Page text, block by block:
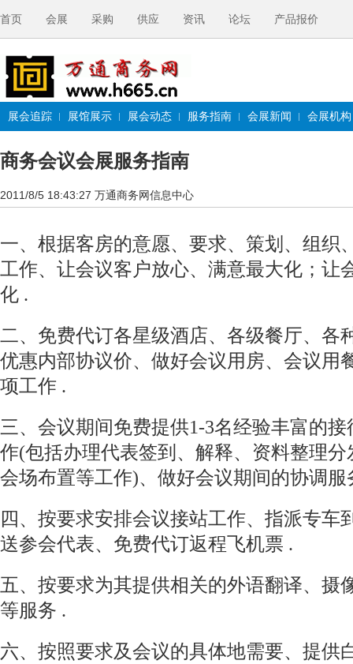
首页 会展 采购 供应 资讯 论坛 产品报价
展会追踪 展馆展示 展会动态 服务指南 会展新闻 会展机构
商务会议会展服务指南
2011/8/5 18:43:27 万通商务网信息中心
一、根据客房的意愿、要求、策划、组织
工作、让会议客户放心、满意最大化；让
化 .
二、免费代订各星级酒店、各级餐厅、各
优惠内部协议价、做好会议用房、会议用
项工作 .
三、会议期间免费提供1-3名经验丰富的
作(包括办理代表签到、解释、资料整理
会场布置等工作)、做好会议期间的协调服
四、按要求安排会议接站工作、指派专车
送参会代表、免费代订返程飞机票 .
五、按要求为其提供相关的外语翻译、摄
等服务 .
六、按照要求及会议的具体地需要、提供